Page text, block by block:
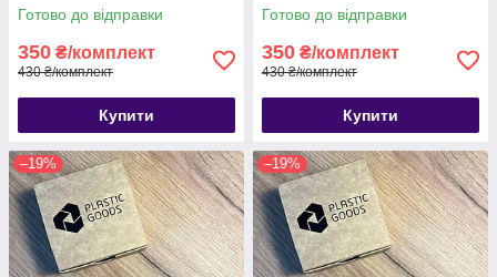
Готово до відправки
350 ₴/комплект
430 ₴/комплект
Купити
Готово до відправки
350 ₴/комплект
430 ₴/комплект
Купити
–19% –19%